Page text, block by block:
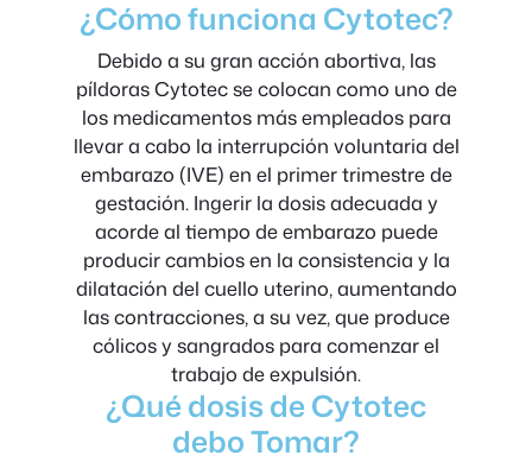
¿Cómo funciona Cytotec?
Debido a su gran acción abortiva, las
píldoras Cytotec se colocan como uno de
los medicamentos más empleados para
llevar a cabo la interrupción voluntaria del
embarazo (IVE) en el primer trimestre de
gestación. Ingerir la dosis adecuada y
acorde al tiempo de embarazo puede
producir cambios en la consistencia y la
dilatación del cuello uterino, aumentando
las contracciones, a su vez, que produce
cólicos y sangrados para comenzar el
trabajo de expulsión.
¿Qué dosis de Cytotec
debo Tomar?